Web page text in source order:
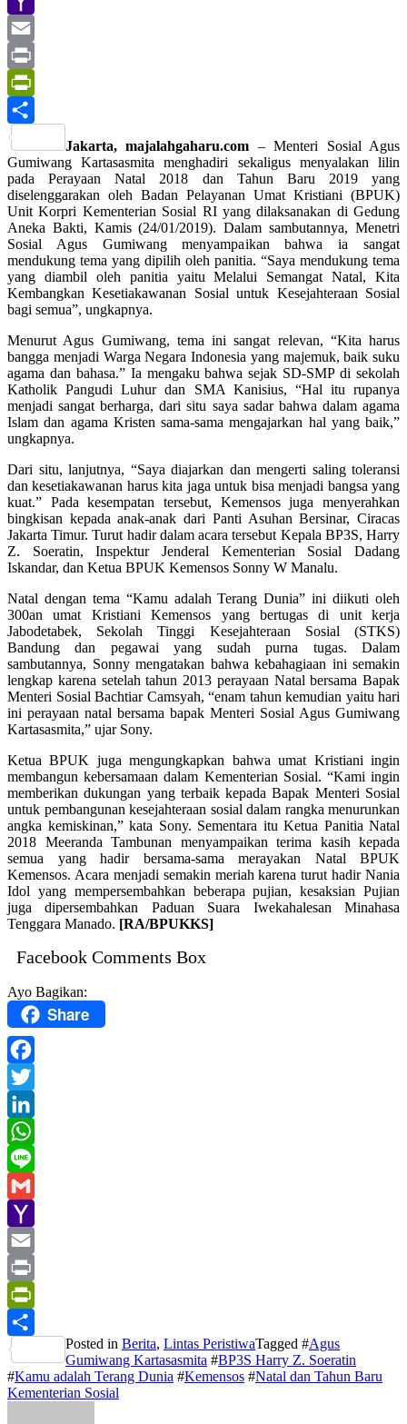
Yahoo
Mail
Email
Print
PrintFriendly
Jakarta, majalahgaharu.com – Menteri Sosial Agus
Gumiwang Kartasasmita menghadiri sekaligus menyalakan lilin
pada Perayaan Natal 2018 dan Tahun Baru 2019 yang
diselenggarakan oleh Badan Pelayanan Umat Kristiani (BPUK)
Unit Korpri Kementerian Sosial RI yang dilaksanakan di Gedung
Aneka Bakti, Kamis (24/01/2019). Dalam sambutannya, Menetri
Sosial Agus Gumiwang menyampaikan bahwa ia sangat
mendukung tema yang dipilih oleh panitia. “Saya mendukung tema
yang diambil oleh panitia yaitu Melalui Semangat Natal, Kita
Kembangkan Kesetiakawanan Sosial untuk Kesejahteraan Sosial
bagi semua”, ungkapnya.
Menurut Agus Gumiwang, tema ini sangat relevan, “Kita harus
bangga menjadi Warga Negara Indonesia yang majemuk, baik suku
agama dan bahasa.” Ia mengaku bahwa sejak SD-SMP di sekolah
Katholik Pangudi Luhur dan SMA Kanisius, “Hal itu rupanya
menjadi sangat berharga, dari situ saya sadar bahwa dalam agama
Islam dan agama Kristen sama-sama mengajarkan hal yang baik,”
ungkapnya.
Dari situ, lanjutnya, “Saya diajarkan dan mengerti saling toleransi
dan kesetiakawanan harus kita jaga untuk bisa menjadi bangsa yang
kuat.” Pada kesempatan tersebut, Kemensos juga menyerahkan
bingkisan kepada anak-anak dari Panti Asuhan Bersinar, Ciracas
Jakarta Timur. Turut hadir dalam acara tersebut Kepala BP3S, Harry
Z. Soeratin, Inspektur Jenderal Kementerian Sosial Dadang
Iskandar, dan Ketua BPUK Kemensos Sonny W Manalu.
Natal dengan tema “Kamu adalah Terang Dunia” ini diikuti oleh
300an umat Kristiani Kemensos yang bertugas di unit kerja
Jabodetabek, Sekolah Tinggi Kesejahteraan Sosial (STKS)
Bandung dan pegawai yang sudah purna tugas. Dalam
sambutannya, Sonny mengatakan bahwa kebahagiaan ini semakin
lengkap karena setelah tahun 2013 perayaan Natal bersama Bapak
Menteri Sosial Bachtiar Camsyah, “enam tahun kemudian yaitu hari
ini perayaan natal bersama bapak Menteri Sosial Agus Gumiwang
Kartasasmita,” ujar Sony.
Ketua BPUK juga mengungkapkan bahwa umat Kristiani ingin
membangun kebersamaan dalam Kementerian Sosial. “Kami ingin
memberikan dukungan yang terbaik kepada Bapak Menteri Sosial
untuk pembangunan kesejahteraan sosial dalam rangka menurunkan
angka kemiskinan,” kata Sony. Sementara itu Ketua Panitia Natal
2018 Meeranda Tambunan menyampaikan terima kasih kepada
semua yang hadir bersama-sama merayakan Natal BPUK
Kemensos. Acara menjadi semakin meriah karena turut hadir Nania
Idol yang mempersembahkan beberapa pujian, kesaksian Pujian
juga dipersembahkan Paduan Suara Iwekahalesan Minahasa
Tenggara Manado. [RA/BPUKKS]
Facebook Comments Box
Ayo Bagikan:
Share
Facebook
Twitter
LinkedIn
WhatsApp
Line
Gmail
Yahoo
Mail
Email
Print
PrintFriendly
Share
Posted in Berita, Lintas PeristiwaTagged #Agus
Gumiwang Kartasasmita #BP3S Harry Z. Soeratin
#Kamu adalah Terang Dunia #Kemensos #Natal dan Tahun Baru
Kementerian Sosial